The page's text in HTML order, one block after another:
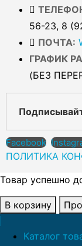
56-23, 8
ПОЧТА:
ГРАФИК
(БЕЗ
Facebook
ПОЛИТИКА
Товар успешно
В корзину
Каталог